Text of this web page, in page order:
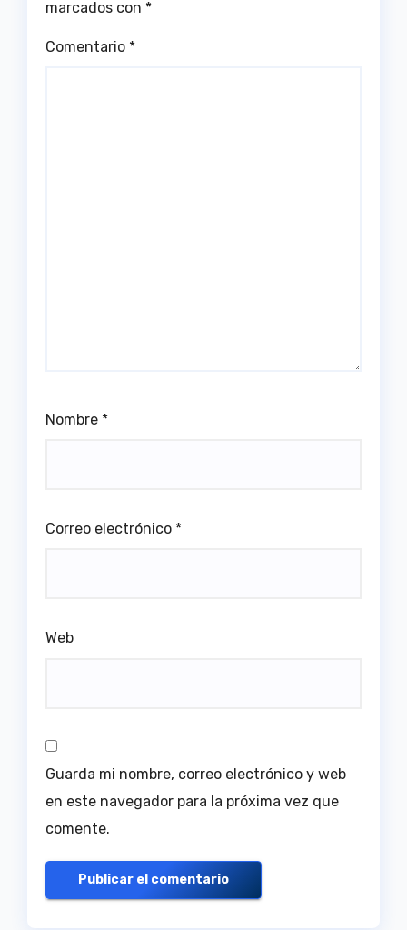
marcados con *
Comentario *
Nombre *
Correo electrónico *
Web
Guarda mi nombre, correo electrónico y web
en este navegador para la próxima vez que
comente.